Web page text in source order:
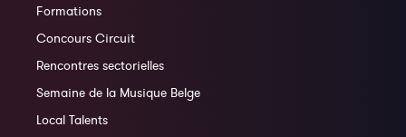
Formations
Concours Circuit
Rencontres sectorielles
Semaine de la Musique Belge
Local Talents